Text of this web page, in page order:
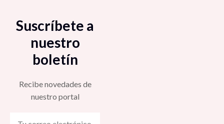
El territorio y el espacio como categorías
analíticas en la investigación social, 11:00 am
La pérdida de identidad histórica de los
Zacatecas como factor de despoblamiento, la
situación durante los años 2002-2022, 11:15 am
Suscríbete a
nuestro
boletín
Recibe novedades de
nuestro portal